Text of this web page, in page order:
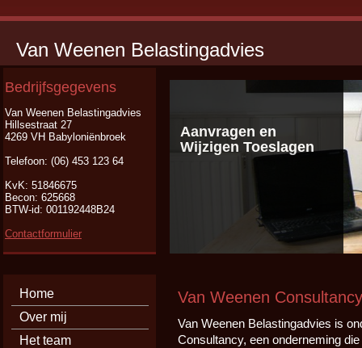
Van Weenen Belastingadvies
Bedrijfsgegevens
Van Weenen Belastingadvies
Hillsestraat 27
4269 VH Babyloniënbroek
Telefoon: (06) 453 123 64
KvK: 51846675
Becon: 625668
BTW-id: 001192448B24
Contactformulier
Home
Over mij
Het team
Aanvragen en
Wijzigen Toeslagen
Van Weenen Consultancy
Van Weenen Belastingadvies is
Consultancy, een onderneming